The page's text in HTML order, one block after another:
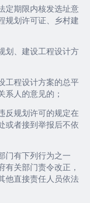
定期限内核发选址意
规划许可证、乡村建
划、建设工程设计方
工程设计方案的总平
人的意见的；
反规划许可的规定在
或者接到举报后不依
有下列行为之一
关部门责令改正，
他直接责任人员依法